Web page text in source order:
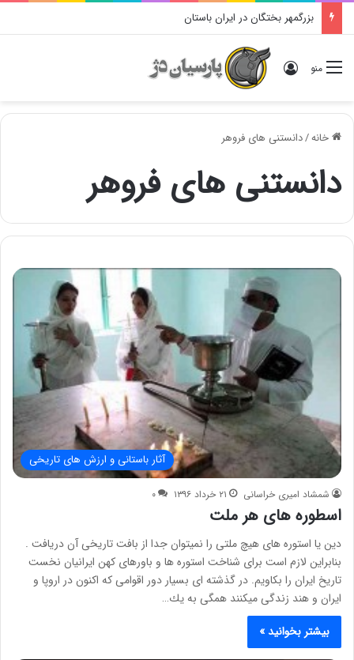
بزرگمهر بختگان در ایران باستان
منو ورود
خانه/دانستنی های فروهر
دانستنی های فروهر
آثار باستانی و ارزش های تاریخی
شمشاد امیری خراسانی ۲۱ خرداد ۱۳۹۶ ۰
اسطوره های هر ملت
دین یا استوره های هیچ ملتی را نميتوان جدا از بافت تاریخی آن دریافت .
بنابراین لازم است برای شناخت استوره ها و باورهای كهن ایرانیان نخست
تاریخ ایران را بكاویم. در گذشته ای بسیار دور اقوامی كه اكنون در اروپا و
ایران و هند زندگی ميكنند همگی به یك…
بیشتر بخوانید »